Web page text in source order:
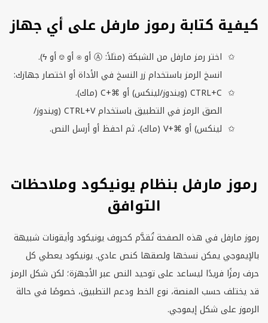
كيفية كتابة رموز مارفل على أي جهاز
اختر رمز مارفل من الشبكة (مثلاً: Ⓐ أو ⍟ أو ⎊ أو ϟ).
انسخ الرمز باستخدام زر النسخ في الأداة أو اختصار جهازك:
CTRL+C (ويندوز/لينكس) أو ⌘+C (ماك).
الصق الرمز في التطبيق باستخدامCTRL+V (ويندوز/
لينكس) أو ⌘+V (ماك)، ثم احفظ أو أرسل النص.
رموز مارفل بنظام يونيكود وملاحظات
التوافق
رموز مارفل في هذه الصفحة تُقدَّم كحروف يونيكود وأيقونات شبيهة
بالإيموجي يمكن نسخها ولصقها كنص عادي. يونيكود يعطي كل
حرف رمزًا فريدًا ليساعد على توحيد النص عبر الأجهزة؛ لكن شكل الرمز
قد يختلف حسب المنصة، نوع الخط ودعم التطبيق، خصوصًا في حالة
الرموز على شكل إيموجي.